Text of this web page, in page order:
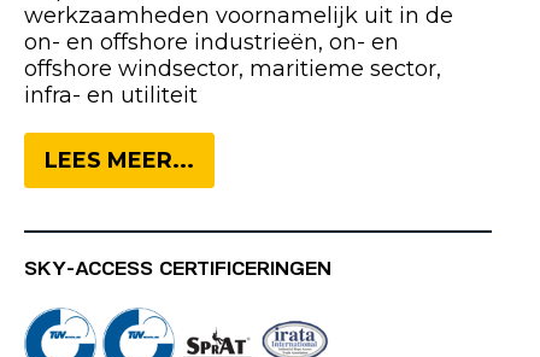
werkzaamheden voornamelijk uit in de
on- en offshore industrieën, on- en
offshore windsector, maritieme sector,
infra- en utiliteit
LEES MEER...
SKY-ACCESS CERTIFICERINGEN